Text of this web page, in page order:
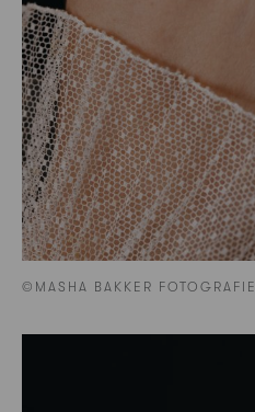
©MASHA BAKKER FOTOGRAFIE